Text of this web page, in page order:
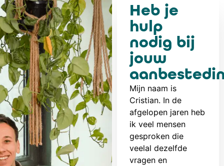
Heb je
hulp
nodig bij
jouw
Mijn naam is
Cristian. In de
afgelopen jaren heb
ik veel mensen
gesproken die
veelal dezelfde
vragen en